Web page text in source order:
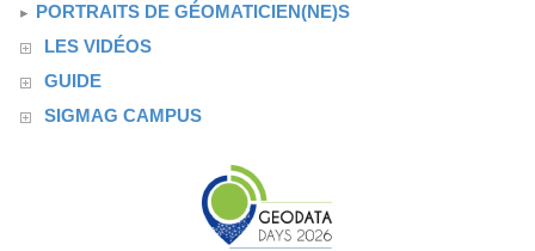
PORTRAITS DE GÉOMATICIEN(NE)S
LES VIDÉOS
GUIDE
SIGMAG CAMPUS